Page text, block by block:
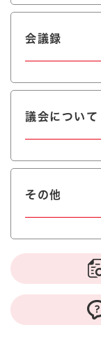
会議録
議会について
その他